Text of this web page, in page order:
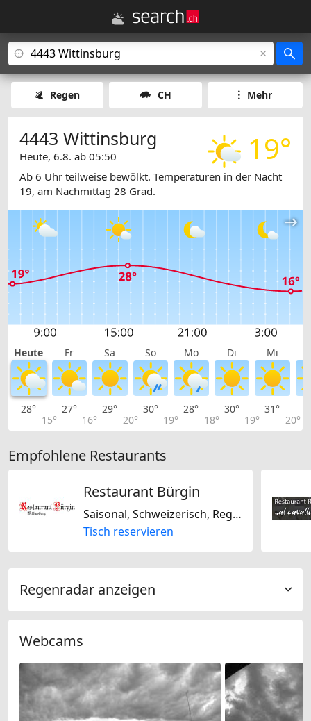
Regen CH Mehr
19°
4443 Wittinsburg
Heute, 6.8. ab 05:50
Ab 6 Uhr teilweise bewölkt. Temperaturen in der Nacht
19, am Nachmittag 28 Grad.
Heute Fr Sa So Mo Di Mi
28°
15°
27°
16°
29°
20°
30°
19°
28°
18°
30°
19°
31°
20°
Empfohlene Restaurants
Restaurant Bürgin
Saisonal, Schweizerisch, Regional, Glutenfrei, Laktosefrei
Tisch reservieren
Regenradar anzeigen
Webcams